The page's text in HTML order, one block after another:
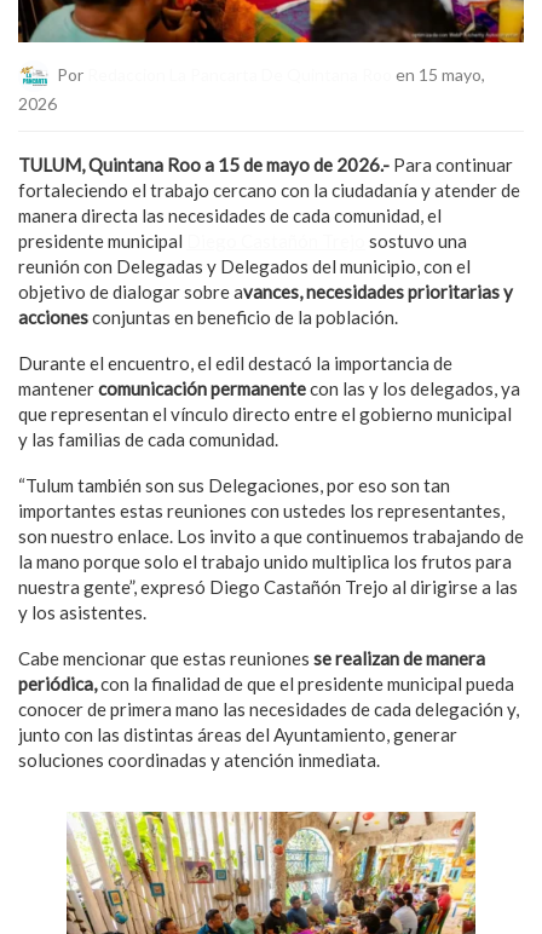
Por
en 15 mayo,
2026
TULUM, Quintana Roo a 15 de mayo de 2026.- Para continuar
fortaleciendo el trabajo cercano con la ciudadanía y atender de
manera directa las necesidades de cada comunidad, el
presidente municipal
sostuvo una
reunión con Delegadas y Delegados del municipio, con el
objetivo de dialogar sobre avances, necesidades prioritarias y
accionesconjuntas en beneficio de la población.
Durante el encuentro, el edil destacó la importancia de
mantenercomunicación permanentecon las y los delegados, ya
que representan el vínculo directo entre el gobierno municipal
y las familias de cada comunidad.
“Tulum también son sus Delegaciones, por eso son tan
importantes estas reuniones con ustedes los representantes,
son nuestro enlace. Los invito a que continuemos trabajando de
la mano porque solo el trabajo unido multiplica los frutos para
nuestra gente”, expresó Diego Castañón Trejo al dirigirse a las
y los asistentes.
Cabe mencionar que estas reuniones se realizan de manera
periódica,con la finalidad de que el presidente municipal pueda
conocer de primera mano las necesidades de cada delegación y,
junto con las distintas áreas del Ayuntamiento, generar
soluciones coordinadas y atención inmediata.